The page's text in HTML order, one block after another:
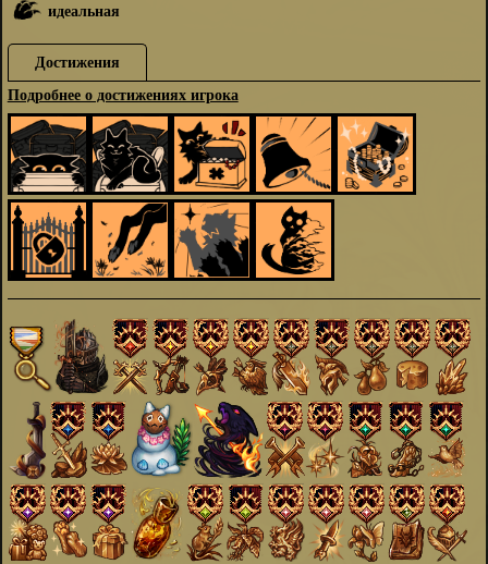
идеальная
Достижения
Подробнее о достижениях игрока